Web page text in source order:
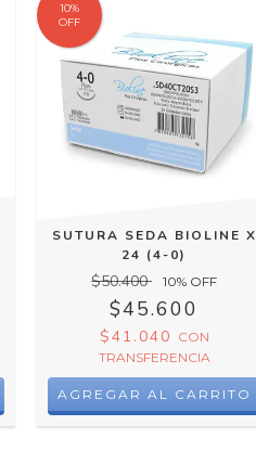
10%
OFF
SUTURA SEDA BIOLINE X
24 (4-0)
$50.400 10% OFF
$45.600
$41.040 CON
TRANSFERENCIA